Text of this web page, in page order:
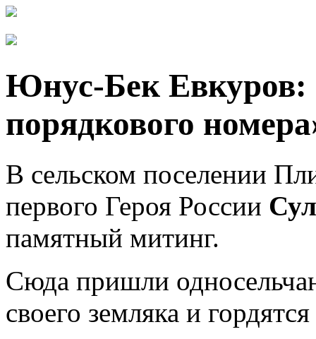
Юнус-Бек Евкуров:
порядкового
В сельском поселении
первого Героя России
памятный митинг.
Сюда пришли
своего земляка и